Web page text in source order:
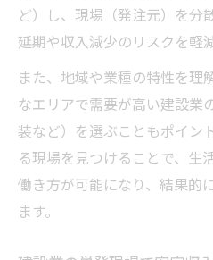
ど）し、現場（発注元）を分
延期や収入減少のリスクを軽
また、地域や業種の特性を理
なエリアで需要が高い建設業
装など）を選ぶこともポイン
る現場を見つけることで、生
働き方が可能になり、結果的
ます。